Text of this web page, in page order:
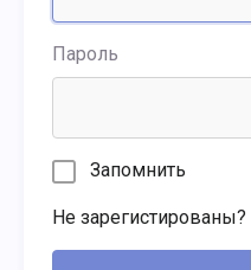
Пароль
Запомнить
Не зарегистированы?